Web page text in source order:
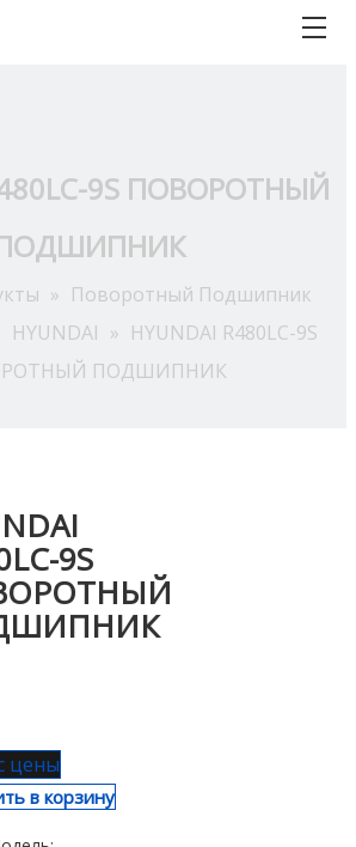
9S ПОВОРОТНЫЙ
» Поворотный Подшипник
HYUNDAI » HYUNDAI R480LC-9S
ПОДШИПНИК
9S
цены
в корзину